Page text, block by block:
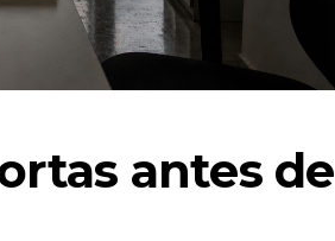
antes de